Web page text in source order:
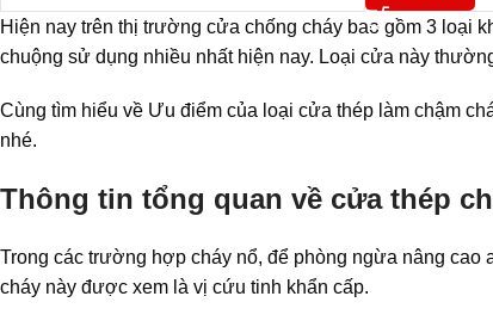
Hiện nay trên thị trường cửa chống cháy bao gồm 3 loại
chuộng sử dụng nhiều nhất hiện nay. Loại cửa này
Cùng tìm hiểu về Ưu điểm của loại cửa thép làm chậm
nhé.
Thông tin tổng quan về cửa thép
Trong các trường hợp cháy nổ, để phòng ngừa nâng cao
cháy này được xem là vị cứu tinh khẩn cấp.